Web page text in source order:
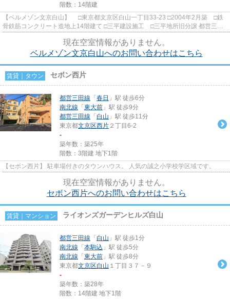
階数：14階建
【ベルメゾン文京白山】 □東京都文京区白山一丁目33-23 □2004年2月築 □鉄
骨鉄筋コンクリート造地上14階建て □三平建設施工 □三平地所旧分譲 都営三田
現在空室情報がありません。
ベルメゾン文京白山へのお問い合わせはこちら
賃貸｜タウン セボン西片
都営三田線 「 春日 」駅 徒歩6分
南北線 「 東大前 」駅 徒歩9分
都営三田線 「 白山 」駅 徒歩11分
東京都文京区西片 ２丁目6-2
-
築年数：築25年
階数：3階建 地下1階
【セボン西片】 駐車場付きのタウンハウス。 人気の誠之小学校学区域です。
現在空室情報がありません。
セボン西片へのお問い合わせはこちら
賃貸｜マンション ライオンズガーデンヒルズ白山
都営三田線 「 白山 」駅 徒歩1分
南北線 「 本駒込 」駅 徒歩5分
南北線 「 東大前 」駅 徒歩8分
東京都文京区白山 １丁目３７－９
-
築年数：築28年
階数：14階建 地下1階